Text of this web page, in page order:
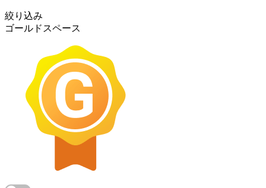
絞り込み
ゴールドスペース